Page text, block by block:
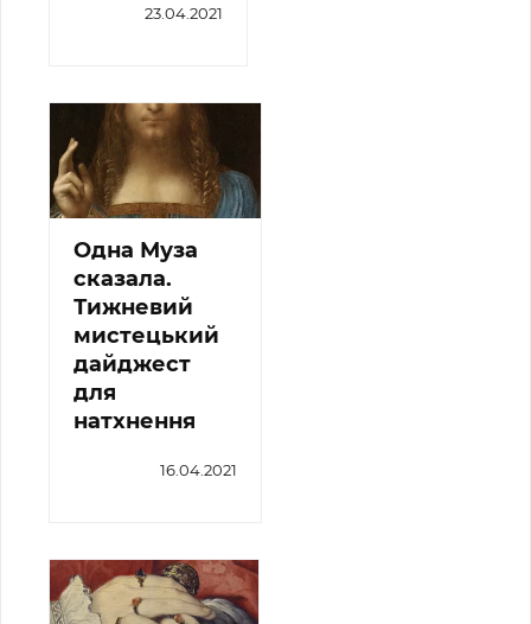
23.04.2021
Одна Муза
сказала.
Тижневий
мистецький
дайджест
для
натхнення
16.04.2021